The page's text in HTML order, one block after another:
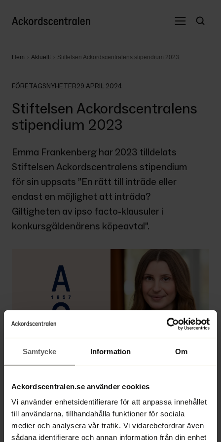
Samtycke Information Om
Ackordscentralen.se använder cookies
Vi använder enhetsidentifierare för att anpassa innehållet
till användarna, tillhandahålla funktioner för sociala
medier och analysera vår trafik. Vi vidarebefordrar även
sådana identifierare och annan information från din enhet
Hem Aktuellt Stiftelsen Ackordscentralens stipendium 2023
FÖRETAGSNYHETER29 APRIL 2024
Stiftelsen Ackordscentralens
stipendium 2023
Emma Frankenberg har 2023 tilldelats
Stiftelsen Ackordscentralens stipendium
för sin uppsats ”En rätt till inträde eller
endast en möjlighet att inträda?
Giltigheten av ipso facto-klausuler i
konkursgäldenärens köpeavtal”.
Uppsatsen har varit hennes examensarbete i
har varit universitetslektor Jonatan Schytzer.
För Emma känns det väldigt ärofyllt att ha
tilldelats Stiftelsen Ackordscentralens